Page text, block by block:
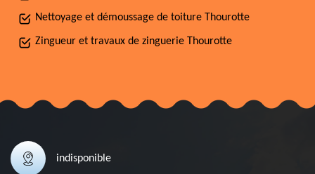
Nettoyage et démoussage de toiture Thourotte
Zingueur et travaux de zinguerie Thourotte
indisponible